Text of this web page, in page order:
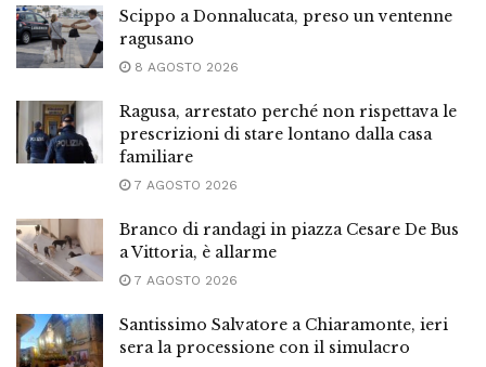
Scippo a Donnalucata, preso un ventenne
ragusano
8 AGOSTO 2026
Ragusa, arrestato perché non rispettava le
prescrizioni di stare lontano dalla casa
familiare
7 AGOSTO 2026
Branco di randagi in piazza Cesare De Bus
a Vittoria, è allarme
7 AGOSTO 2026
Santissimo Salvatore a Chiaramonte, ieri
sera la processione con il simulacro